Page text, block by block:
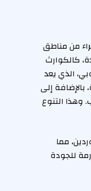
من مناطق
كالكوارث
الذي يعد
بالإضافة إلى
وهذا التنوع
مما
للجودة